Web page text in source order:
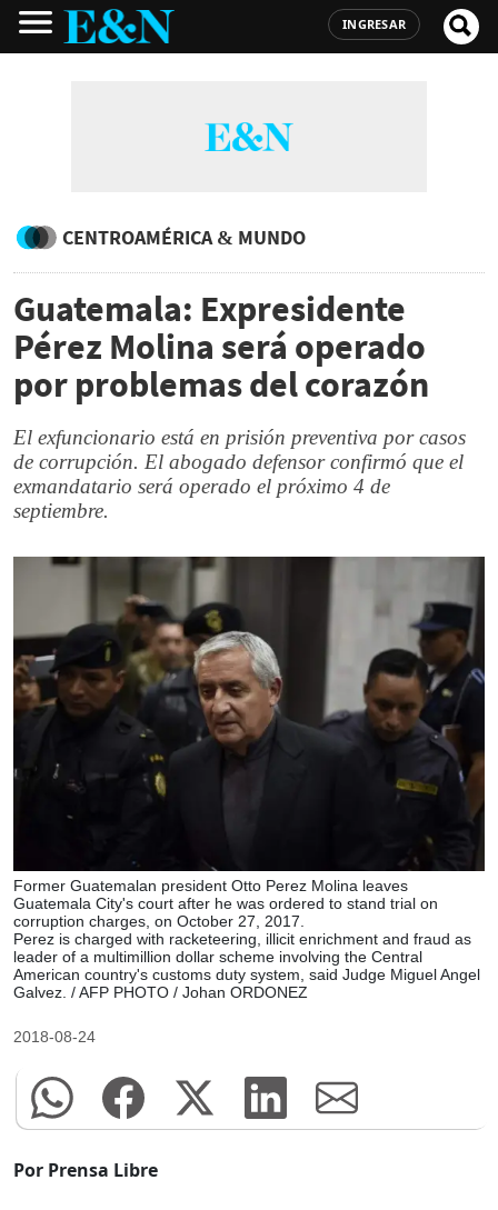
INGRESAR
CENTROAMÉRICA & MUNDO
Guatemala: Expresidente
Pérez Molina será operado
por problemas del corazón
El exfuncionario está en prisión preventiva por casos
de corrupción. El abogado defensor confirmó que el
exmandatario será operado el próximo 4 de
septiembre.
Former Guatemalan president Otto Perez Molina leaves
Guatemala City's court after he was ordered to stand trial on
corruption charges, on October 27, 2017.
Perez is charged with racketeering, illicit enrichment and fraud as
leader of a multimillion dollar scheme involving the Central
American country's customs duty system, said Judge Miguel Angel
Galvez. / AFP PHOTO / Johan ORDONEZ
2018-08-24
Por Prensa Libre